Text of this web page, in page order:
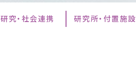
研究・社会連携 研究所・付置施設